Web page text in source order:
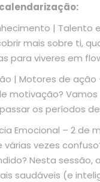
| Talento
mais sobre ti,
para viveres em
| Motores de ação
motivação?
os períodos
Emocional – 2 de
vezes
Nesta sessão,
saudáveis (e